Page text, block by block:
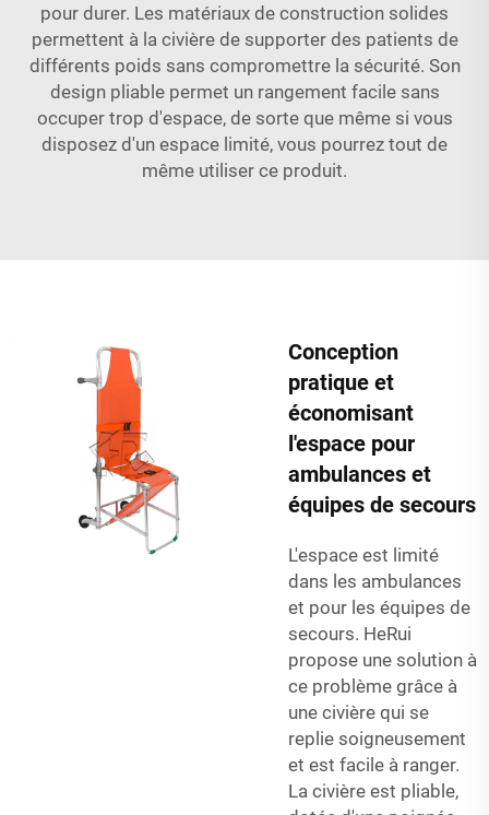
pour durer. Les matériaux de construction solides
permettent à la civière de supporter des patients de
différents poids sans compromettre la sécurité. Son
design pliable permet un rangement facile sans
occuper trop d'espace, de sorte que même si vous
disposez d'un espace limité, vous pourrez tout de
même utiliser ce produit.
Conception
pratique et
économisant
l'espace pour
ambulances et
équipes de secours
L'espace est limité
dans les ambulances
et pour les équipes de
secours. HeRui
propose une solution à
ce problème grâce à
une civière qui se
replie soigneusement
et est facile à ranger.
La civière est pliable,